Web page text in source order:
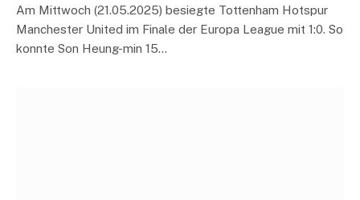
Am Mittwoch (21.05.2025) besiegte Tottenham Hotspur
Manchester United im Finale der Europa League mit 1:0. So
konnte Son Heung-min 15…